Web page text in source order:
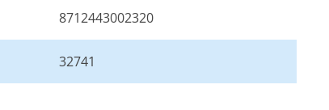
8712443002320
32741